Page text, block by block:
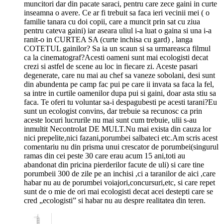
muncitori dar din pacate saraci, pentru care zece gaini in curte
inseamna o avere. Ce ar fi trebuit sa faca ieri vecinii mei ( o
familie tanara cu doi copii, care a muncit prin sat cu ziua
pentru cateva gaini) iar aseara uliul i-a luat o gaina si una i-a
ranit-o in CURTEA SA (curte inchisa cu gard) , langa
COTETUL gainilor? Sa ia un scaun si sa urmareasca filmul
ca la cinematograf?Acesti oameni sunt mai ecologisti decat
crezi si astfel de scene au loc in fiecare zi. Aceste pasari
degenerate, care nu mai au chef sa vaneze sobolani, desi sunt
din abundenta pe camp fac pui pe care ii invata sa faca la fel,
sa intre in curtile oamenilor dupa pui si gaini, doar asta stiu sa
faca. Te oferi tu voluntar sa-i despagubesti pe acesti tarani?Eu
sunt un ecologist convins, dar trebuie sa recunosc ca prin
aceste locuri lucrurile nu mai sunt cum trebuie, ulii s-au
inmultit Necontrolat DE MULT.Nu mai exista din cauza lor
nici prepelite,nici fazani,porumbei salbateci etc.Am scris acest
comentariu nu din prisma unui crescator de porumbei(singurul
ramas din cei peste 30 care erau acum 15 ani,toti au
abandonat din pricina pierderilor facute de uli) si care tine
porumbeii 300 de zile pe an inchisi ,ci a taranilor de aici ,care
habar nu au de porumbei voiajori,concursuri,etc, si care repet
sunt de o mie de ori mai ecologisti decat acei destepti care se
cred „ecologisti” si habar nu au despre realitatea din teren.